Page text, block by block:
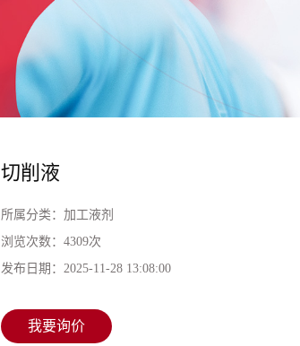
切削液
所属分类： 加工液剂
浏览次数： 4309次
发布日期： 2025-11-28 13:08:00
我要询价